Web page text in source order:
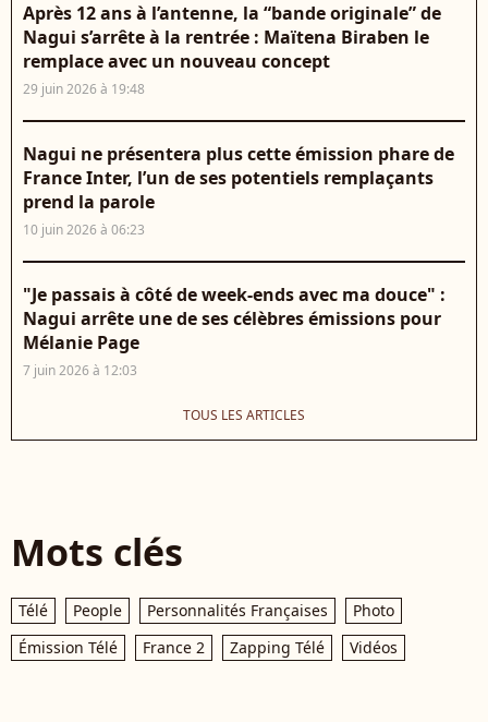
Après 12 ans à l’antenne, la “bande originale” de
Nagui s’arrête à la rentrée : Maïtena Biraben le
remplace avec un nouveau concept
29 juin 2026 à 19:48
Nagui ne présentera plus cette émission phare de
France Inter, l’un de ses potentiels remplaçants
prend la parole
10 juin 2026 à 06:23
"Je passais à côté de week-ends avec ma douce" :
Nagui arrête une de ses célèbres émissions pour
Mélanie Page
7 juin 2026 à 12:03
TOUS LES ARTICLES
Mots clés
Télé People Personnalités Françaises
Photo
Émission Télé
France 2 Zapping Télé Vidéos